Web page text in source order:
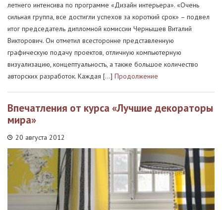
летнего интенсива по программе «Дизайн интерьера». «Очень
сильная группа, все достигли успехов за короткий срок» – подвел
итог председатель дипломной комиссии Чернышев Виталий
Викторович. Он отметил всесторонне представленную
графическую подачу проектов, отличную компьютерную
визуализацию, концептуальность, а также большое количество
авторских разработок. Каждая […] Продолжение
Впечатления от курса «Лучшие декораторы
мира»
20 августа 2012